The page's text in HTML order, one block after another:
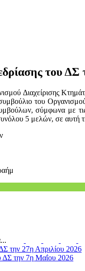
του ΔΣ
Διαχείρισης
συμβούλιο του
σύμφωνα με
5 μελών, σε αυτή
την 27η Απριλίου 2026
ΔΣ την 7η Μαΐου 2026